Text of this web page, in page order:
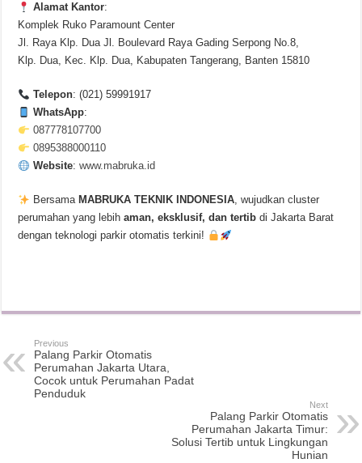
Alamat Kantor:
Komplek Ruko Paramount Center
Jl. Raya Klp. Dua Jl. Boulevard Raya Gading Serpong No.8,
Klp. Dua, Kec. Klp. Dua, Kabupaten Tangerang, Banten 15810
Telepon: (021) 59991917
WhatsApp:
087778107700
0895388000110
Website:www.mabruka.id
Bersama MABRUKA TEKNIK INDONESIA, wujudkan cluster
perumahan yang lebihaman, eksklusif, dan tertib di Jakarta Barat
dengan teknologi parkir otomatis terkini!
Previous
Palang Parkir Otomatis
Perumahan Jakarta Utara,
Cocok untuk Perumahan Padat
Penduduk
Next
Palang Parkir Otomatis
Perumahan Jakarta Timur:
Solusi Tertib untuk Lingkungan
Hunian